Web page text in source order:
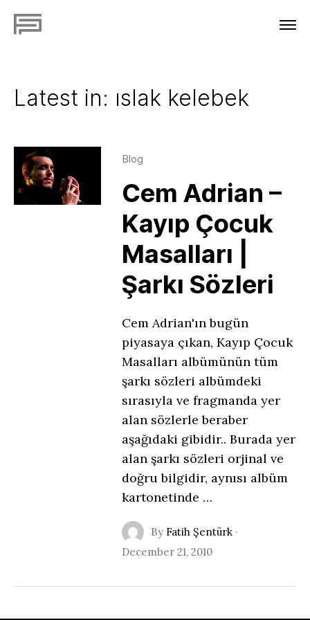
Latest in: ıslak kelebek
Blog
Cem Adrian –
Kayıp Çocuk
Masalları |
Şarkı Sözleri
Cem Adrian'ın bugün
piyasaya çıkan, Kayıp Çocuk
Masalları albümünün tüm
şarkı sözleri albümdeki
sırasıyla ve fragmanda yer
alan sözlerle beraber
aşağıdaki gibidir.. Burada yer
alan şarkı sözleri orjinal ve
doğru bilgidir, aynısı albüm
kartonetinde …
By Fatih Şentürk·
December 21, 2010